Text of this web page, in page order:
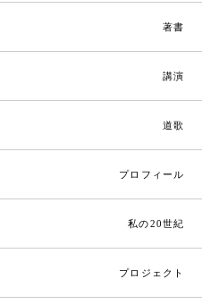
著書
講演
道歌
プロフィール
私の20世紀
プロジェクト